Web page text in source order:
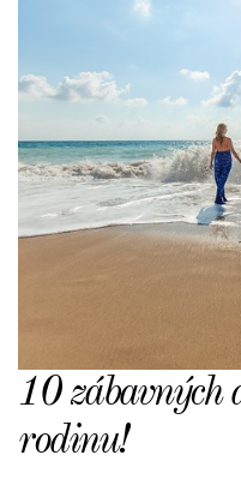
10 zábavných
rodinu!